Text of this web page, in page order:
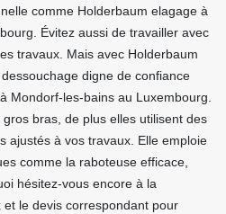
comme Holderbaum elagage à
Évitez aussi de travailler avec
travaux. Mais avec Holderbaum
digne de confiance
Mondorf-les-bains au Luxembourg.
bras, de plus elles utilisent des
ajustés à vos travaux. Elle emploie
comme la raboteuse efficace,
hésitez-vous encore à la
le devis correspondant pour